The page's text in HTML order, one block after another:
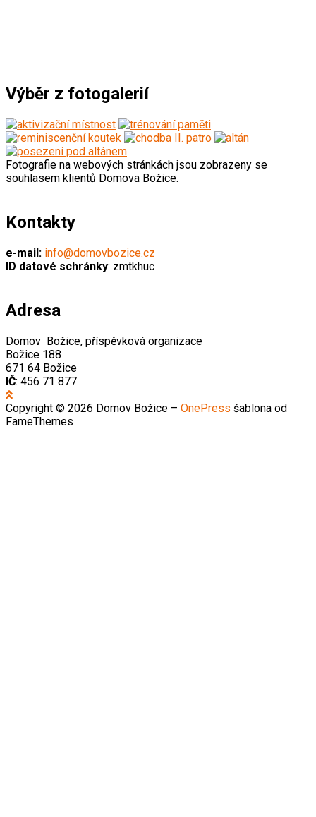
Výběr z fotogalerií
Fotografie na webových stránkách jsou zobrazeny se
souhlasem klientů Domova Božice.
Kontakty
e-mail: info@domovbozice.cz
ID datové schránky: zmtkhuc
Adresa
Domov Božice, příspěvková organizace
Božice 188
671 64 Božice
IČ: 456 71 877
Copyright © 2026 Domov Božice – OnePress šablona od
FameThemes